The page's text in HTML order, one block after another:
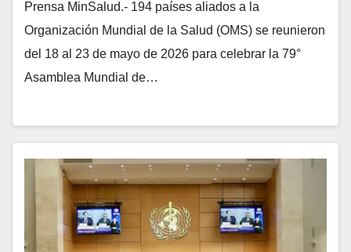
Prensa MinSalud.- 194 países aliados a la
Organización Mundial de la Salud (OMS) se reunieron
del 18 al 23 de mayo de 2026 para celebrar la 79°
Asamblea Mundial de…